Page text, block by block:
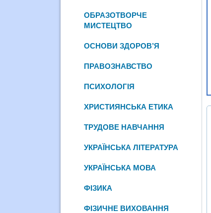
ОБРАЗОТВОРЧЕ
МИСТЕЦТВО
ОСНОВИ ЗДОРОВ’Я
ПРАВОЗНАВСТВО
ПСИХОЛОГІЯ
ХРИСТИЯНСЬКА ЕТИКА
ТРУДОВЕ НАВЧАННЯ
УКРАЇНСЬКА ЛІТЕРАТУРА
УКРАЇНСЬКА МОВА
ФІЗИКА
ФІЗИЧНЕ ВИХОВАННЯ